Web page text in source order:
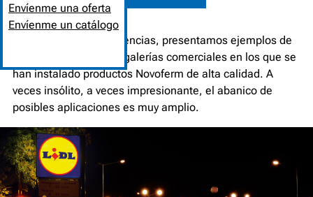
Envíenme una oferta
Envíenme un catálogo
DÉJESE INSPIRAR
En las siguientes referencias, presentamos ejemplos de
centros comerciales y galerías comerciales en los que se
han instalado productos Novoferm de alta calidad. A
veces insólito, a veces impresionante, el abanico de
posibles aplicaciones es muy amplio.